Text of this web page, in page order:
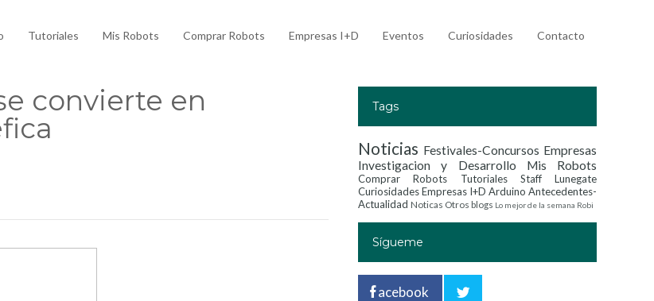
Tutoriales Mis Robots Comprar Robots Empresas I+D Eventos Curiosidades Contacto
convierte en
Tags
Noticias Festivales-Concursos Empresas
Investigacion y Desarrollo
Mis Robots
Comprar Robots Tutoriales
Staff Lunegate
CuriosidadesEmpresas I+D Arduino Antecedentes-
Actualidad Noticas Otros blogs Lo mejor de la semana Robi
Sígueme
acebook